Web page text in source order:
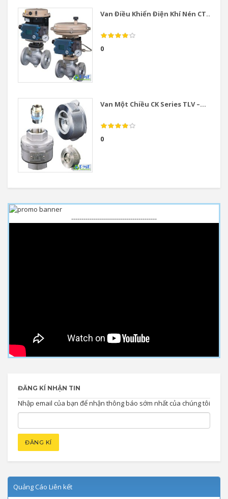
Van Điều Khiển Điện Khí Nén CT...
0
Van Một Chiều CK Series TLV –...
0
------------------------------------------
ĐĂNG KÍ NHẬN TIN
Nhập email của bạn để nhận thông báo sớm nhất của chúng tôi
Quảng Cáo Liên kết